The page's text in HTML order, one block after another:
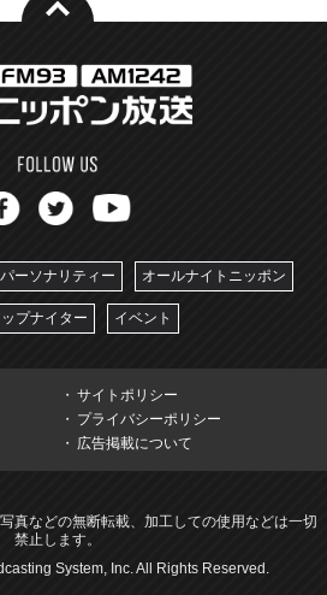
ーソナリティー オールナイトニッポン
プナイター イベント
サイトポリシー
プライバシーポリシー
広告掲載について
真などの無断転載、加工しての使用などは一切
禁止します。
System, Inc. All Rights Reserved.